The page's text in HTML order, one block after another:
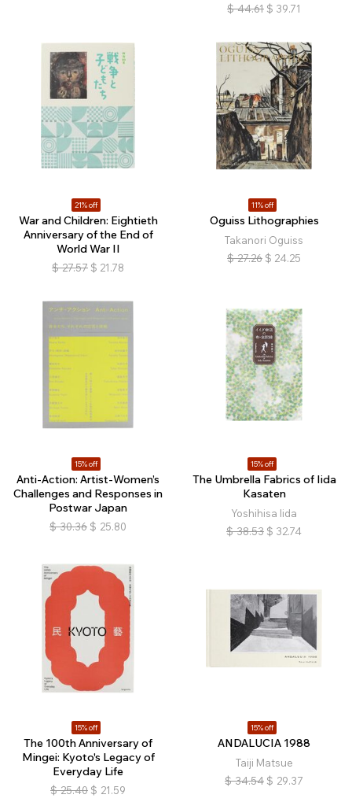
$ 44.61 $ 39.71
21% off
War and Children: Eightieth
Anniversary of the End of
World War II
$ 27.57 $ 21.78
11% off
Oguiss Lithographies
Takanori Oguiss
$ 27.26 $ 24.25
15% off
Anti-Action: Artist-Women’s
Challenges and Responses in
Postwar Japan
$ 30.36 $ 25.80
15% off
The Umbrella Fabrics of Iida
Kasaten
Yoshihisa Iida
$ 38.53 $ 32.74
15% off
The 100th Anniversary of
Mingei: Kyoto's Legacy of
Everyday Life
$ 25.40 $ 21.59
15% off
ANDALUCIA 1988
Taiji Matsue
$ 34.54 $ 29.37